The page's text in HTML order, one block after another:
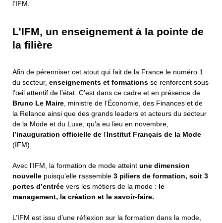
l’IFM.
L’IFM, un enseignement à la pointe de
la filière
Afin de pérenniser cet atout qui fait de la France le numéro 1
du secteur, enseignements et formations se renforcent sous
l’œil attentif de l’état. C’est dans ce cadre et en présence de
Bruno Le Maire , ministre de l’Économie, des Finances et de
la Relance ainsi que des grands leaders et acteurs du secteur
de la Mode et du Luxe, qu’a eu lieu en novembre,
l’inauguration officielle de l’Institut Français de la Mode
(IFM).
Avec l’IFM, la formation de mode atteint une dimension
nouvelle puisqu’elle rassemble 3 piliers de formation, soit 3
portes d’entrée vers les métiers de la mode : le
management, la création et le savoir-faire.
L’IFM est issu d’une réflexion sur la formation dans la mode,